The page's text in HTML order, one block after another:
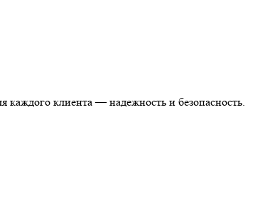
клиента — надежность и безопасность.